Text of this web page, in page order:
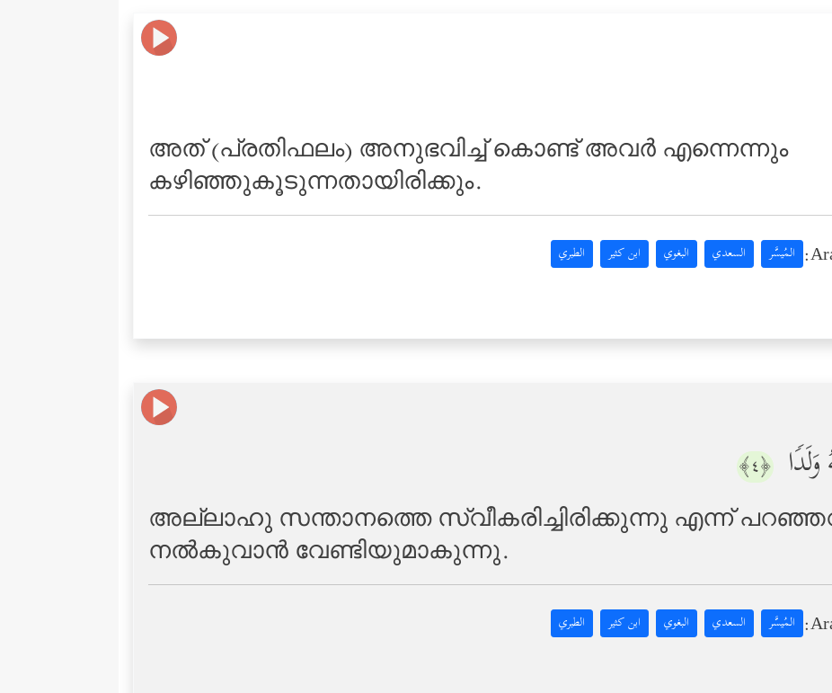
അത് (പ്രതിഫലം) അനുഭവിച്ച് കൊണ്ട് അവര്‍ എന്നെന്നും
കഴിഞ്ഞുകൂടുന്നതായിരിക്കും.
المُيسَّر السعدي البغوي ابن كثير الطبري
﴿٤﴾
അല്ലാഹു സന്താനത്തെ സ്വീകരിച്ചിരിക്കുന്നു എന്ന്
നല്‍കുവാന്‍ വേണ്ടിയുമാകുന്നു.
المُيسَّر السعدي البغوي ابن كثير الطبري